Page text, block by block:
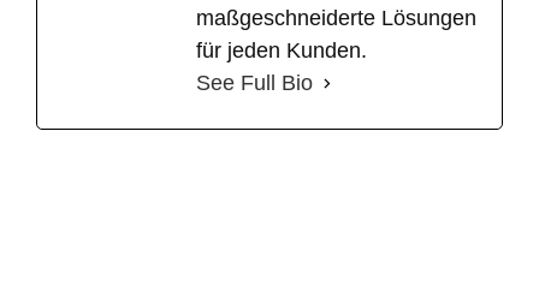
maßgeschneiderte Lösungen
für jeden Kunden.
See Full Bio